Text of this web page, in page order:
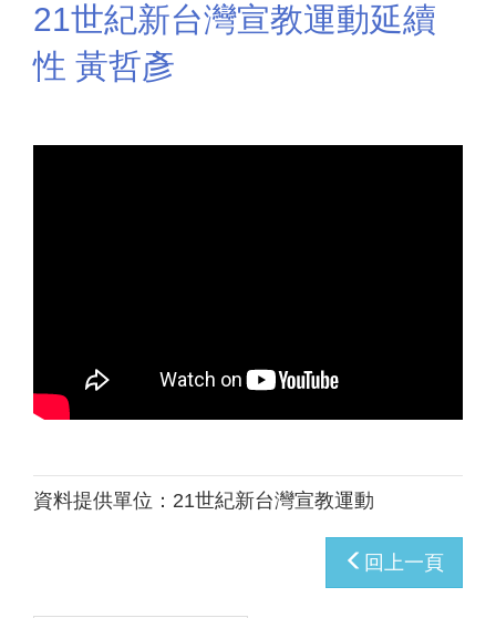
21世紀新台灣宣教運動延續
性 黃哲彥
資料提供單位： 21世紀新台灣宣教運動
回上一頁